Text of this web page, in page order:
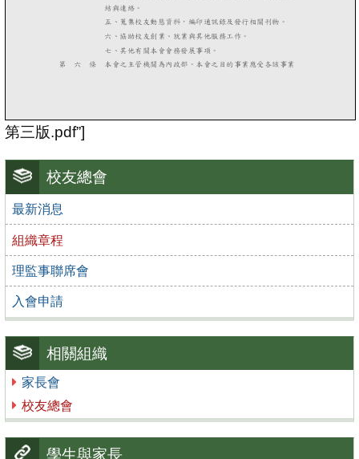
校友總會
最新消息
組織章程
理監事聯席會
入會申請
相關組織
家長會
校友總會
學生與家長
第三版.pdf”]